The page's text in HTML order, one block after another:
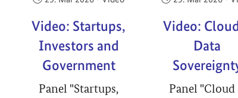
Video: Startups,
Investors and
Government
Panel "Startups,
Video:
Data
Panel "Cloud